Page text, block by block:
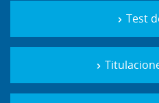
Test